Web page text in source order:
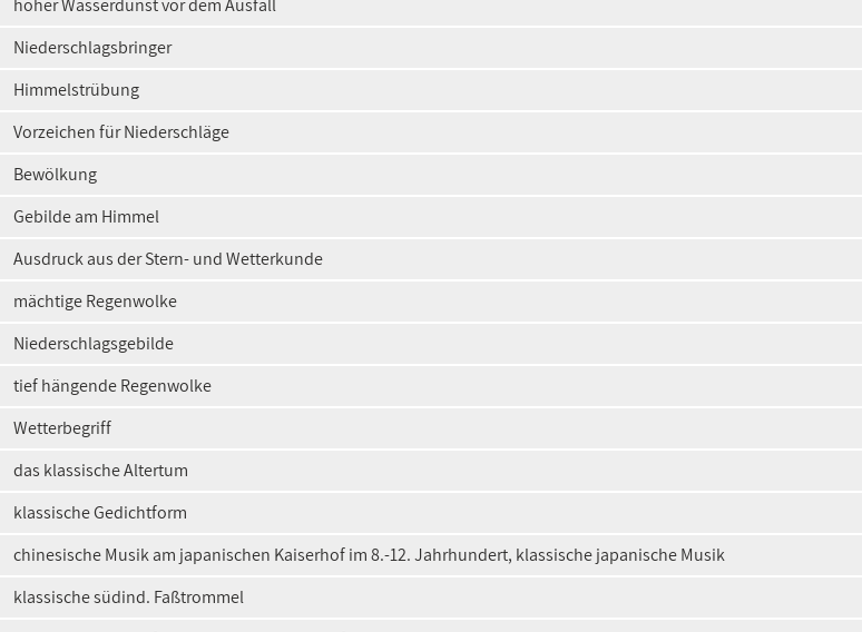
hoher Wasserdunst vor dem Ausfall
Niederschlagsbringer
Himmelstrübung
Vorzeichen für Niederschläge
Bewölkung
Gebilde am Himmel
Ausdruck aus der Stern- und Wetterkunde
mächtige Regenwolke
Niederschlagsgebilde
tief hängende Regenwolke
Wetterbegriff
das klassische Altertum
klassische Gedichtform
chinesische Musik am japanischen Kaiserhof im 8.-12. Jahrhundert, klassische japanische Musik
klassische südind. Faßtrommel